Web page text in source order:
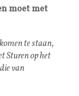
moet met
te staan,
Sturen op het
van